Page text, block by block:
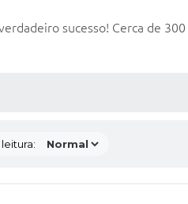
sucesso! Cerca de